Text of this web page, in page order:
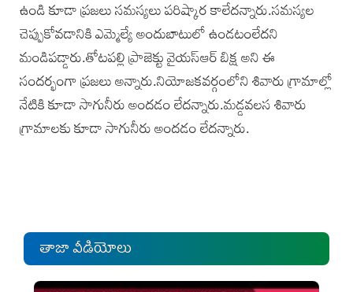
ఉండి కూడా ప్రజలు సమస్యలు పరిష్కార కాలేదన్నారు.సమస్యల
చెప్పుకోవడానికి ఎమ్మెల్యే అందుబాటులో ఉండటంలేదని
మండిపడ్డారు.తోటపల్లి ప్రాజెక్టు వైయస్‌ఆర్‌ బిక్ష అని ఈ
సందర్భంగా ప్రజలు అన్నారు.నియోజకవర్గంలోని శివారు గ్రామాల్లో
నేటికి కూడా సాగునీరు అందడం లేదన్నారు.మడ్డవలస శివారు
గ్రామాలకు కూడా సాగునీరు అందడం లేదన్నారు.
తాజా వీడియోలు